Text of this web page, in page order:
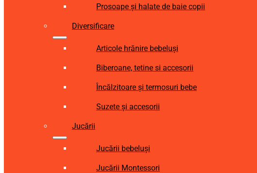
Prosoape și halate de baie copii
Diversificare
Articole hrănire bebeluși
Biberoane, tetine si accesorii
Încălzitoare și termosuri bebe
Suzete și accesorii
Jucării
Jucării bebeluși
Jucării Montessori